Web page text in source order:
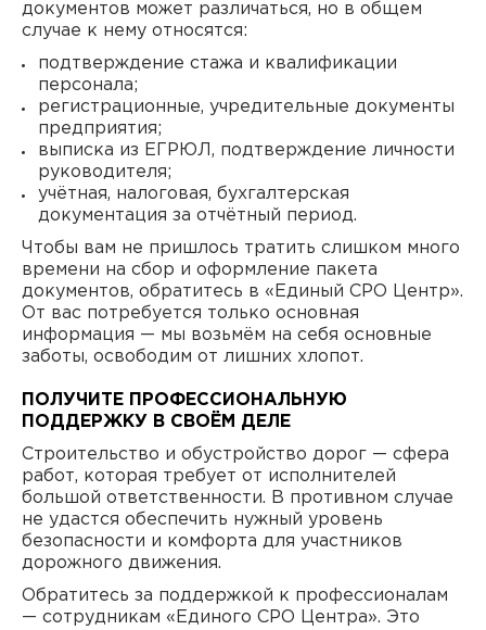
документов может различаться, но в общем
случае к нему относятся:
подтверждение стажа и квалификации
персонала;
регистрационные, учредительные документы
предприятия;
выписка из ЕГРЮЛ, подтверждение личности
руководителя;
учётная, налоговая, бухгалтерская
документация за отчётный период.
Чтобы вам не пришлось тратить слишком много
времени на сбор и оформление пакета
документов, обратитесь в «Единый СРО Центр».
От вас потребуется только основная
информация — мы возьмём на себя основные
заботы, освободим от лишних хлопот.
ПОЛУЧИТЕ ПРОФЕССИОНАЛЬНУЮ
ПОДДЕРЖКУ В СВОЁМ ДЕЛЕ
Строительство и обустройство дорог — сфера
работ, которая требует от исполнителей
большой ответственности. В противном случае
не удастся обеспечить нужный уровень
безопасности и комфорта для участников
дорожного движения.
Обратитесь за поддержкой к профессионалам
— сотрудникам «Единого СРО Центра». Это